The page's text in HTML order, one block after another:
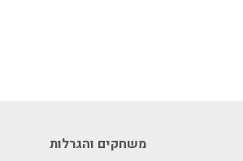
משחקים והגרלות